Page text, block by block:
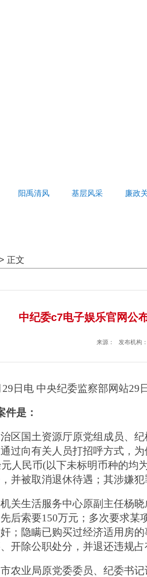
阳禹清风 基层风采 廉政
> 正文
中纪委c7电子娱乐官网公
来源： 发布机构：
日电 中央纪委监察部网站29
是：
国土资源厅原党组成员、纪
过向有关人员打招呼方式，
人民币(以下未标明币种的均
并被取消退休待遇；其涉嫌
生活服务中心原副主任杨晓
后索要150万元；多次要求
；隐瞒已购买过经济适用房
开除公职处分，并退还违规
业局原党委委员、纪委书记